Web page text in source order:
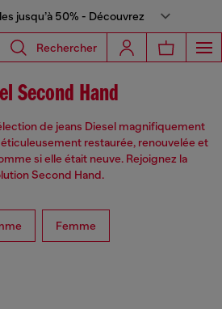
jusqu’à 50% - Découvrez
Rechercher
Second Hand
de jeans Diesel magnifiquement
restaurée, renouvelée et
si elle était neuve. Rejoignez la
Second Hand.
Femme